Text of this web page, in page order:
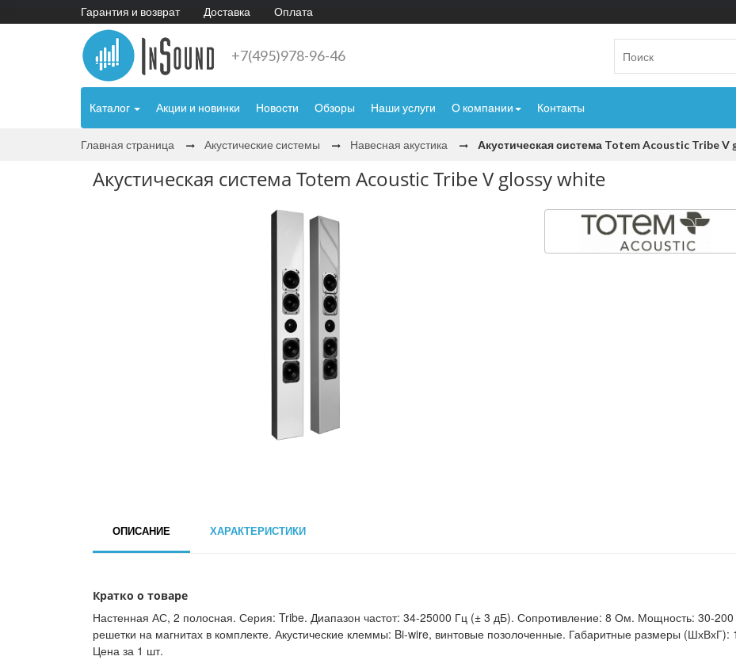
Гарантия и возврат Доставка Оплата
+7(495)978-96-46
Каталог Акции и новинки Новости Обзоры Наши услуги О компании Контакты
Главная страница Акустические системы Навесная акустика Акустическая система Totem Acoustic Tribe V
Акустическая система Totem Acoustic Tribe V glossy white
ОПИСАНИЕ ХАРАКТЕРИСТИКИ
Кратко о товаре
Настенная АС, 2 полосная. Серия: Tribe. Диапазон частот: 34-25000 Гц (± 3 дБ). Сопротивление: 8 Ом. Мощность: 30-200
решетки на магнитах в комплекте. Акустические клеммы: Bi-wire, винтовые позолоченные. Габаритные размеры
Цена за 1 шт.